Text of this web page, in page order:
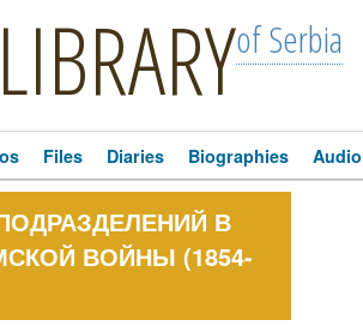
LIBRARYof Serbia
Files Diaries Biographies Audio
В
ВОЙНЫ (1854-